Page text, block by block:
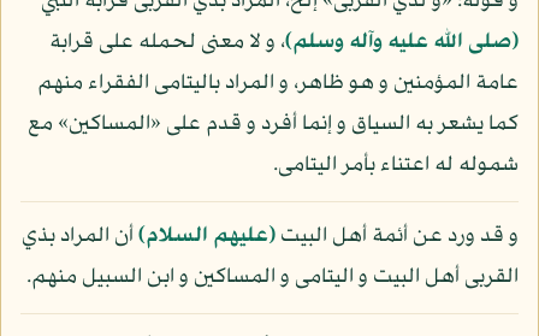
(صلى الله عليه وآله وسلم)، و لا معنى لحمله على قرابة
عامة المؤمنين و هو ظاهر، و المراد باليتامى الفقراء منهم
كما يشعر به السياق و إنما أفرد و قدم على «المساكين» مع
شموله له اعتناء بأمر اليتامى.
و قد ورد عن أئمة أهل البيت(عليهم السلام)أن المراد بذي
القربى أهل البيت و اليتامى و المساكين و ابن السبيل منهم.